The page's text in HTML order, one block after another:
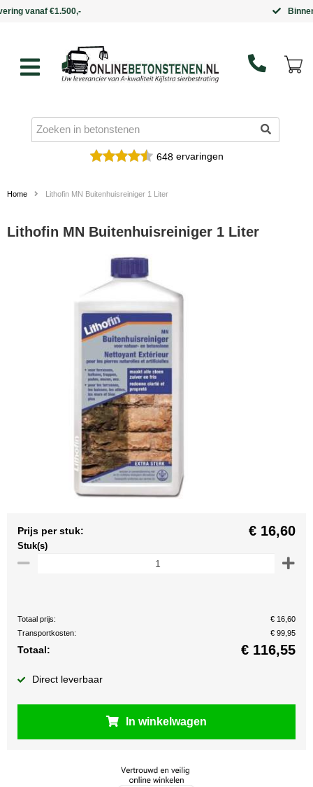
648ervaringen
Home Lithofin MN Buitenhuisreiniger 1 Liter
Lithofin MN Buitenhuisreiniger 1 Liter
Prijs per stuk: € 16,60
Stuk(s)
Totaal prijs:
€ 16,60
Transportkosten:
€ 99,95
Totaal: € 116,55
Direct leverbaar
In winkelwagen